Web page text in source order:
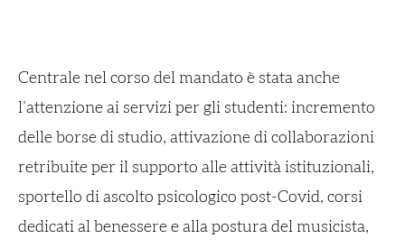
Centrale nel corso del mandato è stata anche
l’attenzione ai servizi per gli studenti: incremento
delle borse di studio, attivazione di collaborazioni
retribuite per il supporto alle attività istituzionali,
sportello di ascolto psicologico post-Covid, corsi
dedicati al benessere e alla postura del musicista,